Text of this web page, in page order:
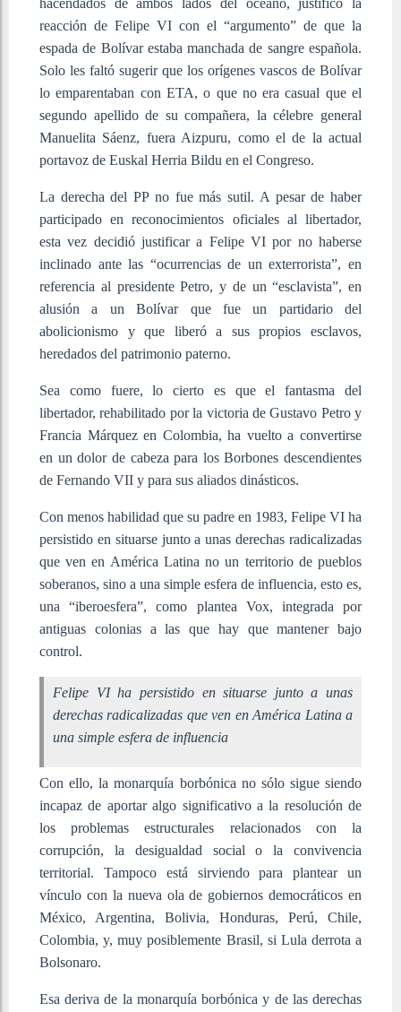
hacendados de ambos lados del océano, justificó la
reacción de Felipe VI con el “argumento” de que la
espada de Bolívar estaba manchada de sangre española.
Solo les faltó sugerir que los orígenes vascos de Bolívar
lo emparentaban con ETA, o que no era casual que el
segundo apellido de su compañera, la célebre general
Manuelita Sáenz, fuera Aizpuru, como el de la actual
portavoz de Euskal Herria Bildu en el Congreso.
La derecha del PP no fue más sutil. A pesar de haber
participado en reconocimientos oficiales al libertador,
esta vez decidió justificar a Felipe VI por no haberse
inclinado ante las “ocurrencias de un exterrorista”, en
referencia al presidente Petro, y de un “esclavista”, en
alusión a un Bolívar que fue un partidario del
abolicionismo y que liberó a sus propios esclavos,
heredados del patrimonio paterno.
Sea como fuere, lo cierto es que el fantasma del
libertador, rehabilitado por la victoria de Gustavo Petro y
Francia Márquez en Colombia, ha vuelto a convertirse
en un dolor de cabeza para los Borbones descendientes
de Fernando VII y para sus aliados dinásticos.
Con menos habilidad que su padre en 1983, Felipe VI ha
persistido en situarse junto a unas derechas radicalizadas
que ven en América Latina no un territorio de pueblos
soberanos, sino a una simple esfera de influencia, esto es,
una “iberoesfera”, como plantea Vox, integrada por
antiguas colonias a las que hay que mantener bajo
control.
Felipe VI ha persistido en situarse junto a unas
derechas radicalizadas que ven en América Latina a
una simple esfera de influencia
Con ello, la monarquía borbónica no sólo sigue siendo
incapaz de aportar algo significativo a la resolución de
los problemas estructurales relacionados con la
corrupción, la desigualdad social o la convivencia
territorial. Tampoco está sirviendo para plantear un
vínculo con la nueva ola de gobiernos democráticos en
México, Argentina, Bolivia, Honduras, Perú, Chile,
Colombia, y, muy posiblemente Brasil, si Lula derrota a
Bolsonaro.
Esa deriva de la monarquía borbónica y de las derechas